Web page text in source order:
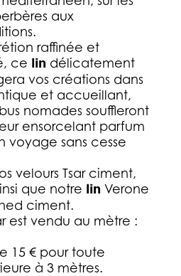
aux
raffinée et
ce lin délicatement
vos créations dans
et accueillant,
nomades souffleront
ensorcelant parfum
voyage sans cesse
velours Tsar ciment,
que notre lin Verone
ciment.
est vendu au mètre :
15 € pour toute
à 3 mètres.